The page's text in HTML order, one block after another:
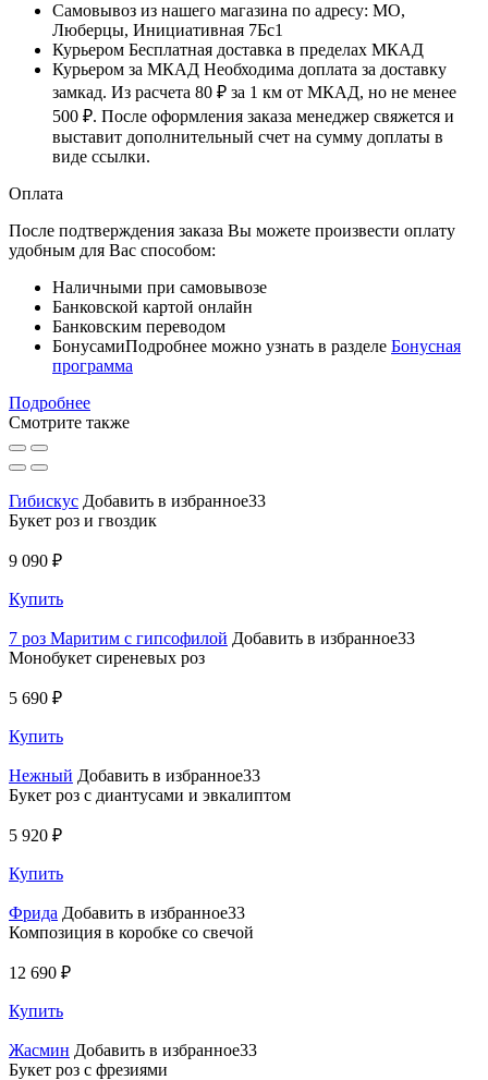
Самовывоз из нашего магазина по адресу: МО,
Люберцы, Инициативная 7Бс1
Курьером Бесплатная доставка в пределах МКАД
Курьером за МКАД Необходима доплата за доставку
замкад. Из расчета 80 ₽ за 1 км от МКАД, но не менее
500 ₽. После оформления заказа менеджер свяжется и
выставит дополнительный счет на сумму доплаты в
виде ссылки.
Оплата
После подтверждения заказа Вы можете произвести оплату
удобным для Вас способом:
Наличными при самовывозе
Банковской картой онлайн
Банковским переводом
БонусамиПодробнее можно узнать в разделе Бонусная
программа
Подробнее
Смотрите также
Гибискус Добавить в избранное33
Букет роз и гвоздик
9 090 ₽
Купить
7 роз Маритим с гипсофилой Добавить в избранное33
Монобукет сиреневых роз
5 690 ₽
Купить
Нежный Добавить в избранное33
Букет роз с диантусами и эвкалиптом
5 920 ₽
Купить
Фрида Добавить в избранное33
Композиция в коробке со свечой
12 690 ₽
Купить
Жасмин Добавить в избранное33
Букет роз с фрезиями